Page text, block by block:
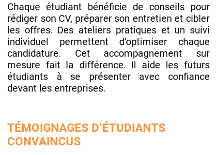
Chaque étudiant bénéficie de conseils pour
rédiger son CV, préparer son entretien et cibler
les offres. Des ateliers pratiques et un suivi
individuel permettent d’optimiser chaque
candidature. Cet accompagnement sur
mesure fait la différence. Il aide les futurs
étudiants à se présenter avec confiance
devant les entreprises.
TÉMOIGNAGES D’ÉTUDIANTS
CONVAINCUS